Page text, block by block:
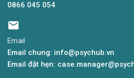
0866 045 054
Email
Email chung: info@psychub.vn
Email đặt hẹn: